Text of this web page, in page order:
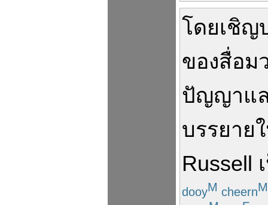
โดยเชิญ
ของสื่อม
ปัญญาแ
บรรยาย
Russell
dooyM cheernM